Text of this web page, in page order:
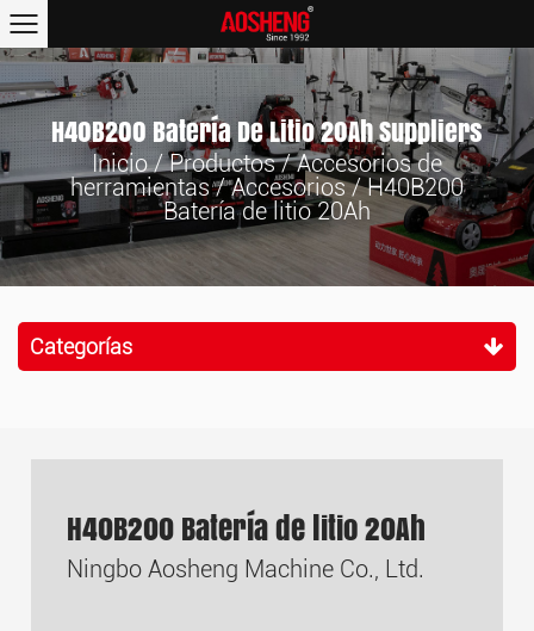
H40B200 Batería De Litio 20Ah Suppliers
Inicio/Productos/Accesorios de
herramientas/Accesorios/H40B200
Batería de litio 20Ah
Categorías
H40B200 Batería de litio 20Ah
Ningbo Aosheng Machine Co., Ltd.